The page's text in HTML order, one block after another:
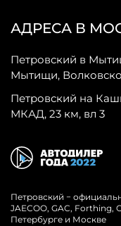
АДРЕСА В
Петровский в
Мытищи,
Петровский на
МКАД, 23 км, вл 3
Петровский −
JAECOO, GAC, Forthing,
Петербурге и Москве